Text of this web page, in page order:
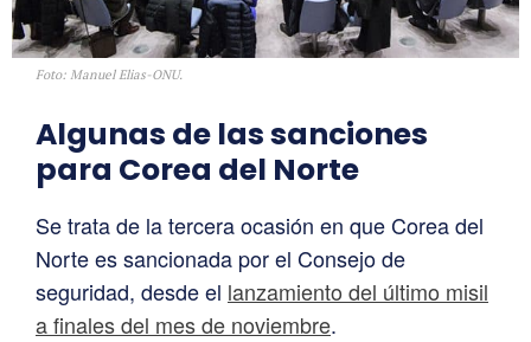
Foto: Manuel Elias-ONU.
Algunas de las sanciones
para Corea del Norte
Se trata de la tercera ocasión en que Corea del
Norte es sancionada por el Consejo de
seguridad, desde el lanzamiento del último misil
a finales del mes de noviembre.